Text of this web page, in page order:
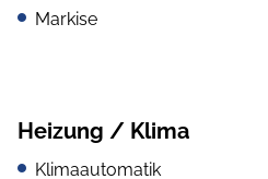
Markise
Heizung / Klima
Klimaautomatik